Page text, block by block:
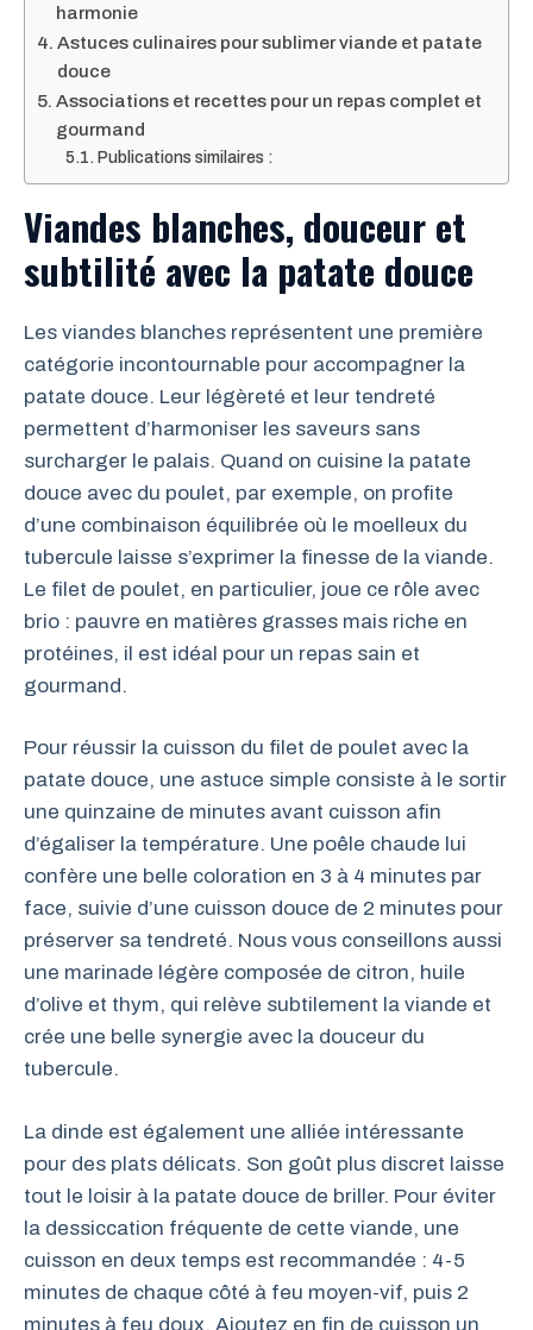
harmonie
Astuces culinaires pour sublimer viande et patate
douce
Associations et recettes pour un repas complet et
gourmand
Publications similaires :
Viandes blanches, douceur et
subtilité avec la patate douce
Les viandes blanches représentent une première
catégorie incontournable pour accompagner la
patate douce. Leur légèreté et leur tendreté
permettent d’harmoniser les saveurs sans
surcharger le palais. Quand on cuisine la patate
douce avec du poulet, par exemple, on profite
d’une combinaison équilibrée où le moelleux du
tubercule laisse s’exprimer la finesse de la viande.
Le filet de poulet, en particulier, joue ce rôle avec
brio : pauvre en matières grasses mais riche en
protéines, il est idéal pour un repas sain et
gourmand.
Pour réussir la cuisson du filet de poulet avec la
patate douce, une astuce simple consiste à le sortir
une quinzaine de minutes avant cuisson afin
d’égaliser la température. Une poêle chaude lui
confère une belle coloration en 3 à 4 minutes par
face, suivie d’une cuisson douce de 2 minutes pour
préserver sa tendreté. Nous vous conseillons aussi
une marinade légère composée de citron, huile
d’olive et thym, qui relève subtilement la viande et
crée une belle synergie avec la douceur du
tubercule.
La dinde est également une alliée intéressante
pour des plats délicats. Son goût plus discret laisse
tout le loisir à la patate douce de briller. Pour éviter
la dessiccation fréquente de cette viande, une
cuisson en deux temps est recommandée : 4-5
minutes de chaque côté à feu moyen-vif, puis 2
minutes à feu doux. Ajoutez en fin de cuisson un